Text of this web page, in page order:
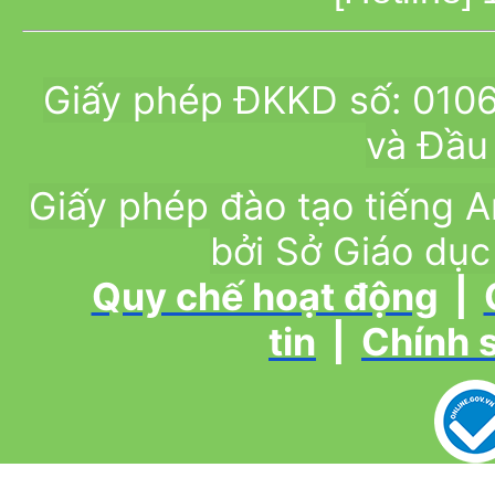
Giấy phép ĐKKD số:
và
Giấy phép đào tạo tiếng
bởi Sở Giáo
Quy chế hoạt động
tin
Chính